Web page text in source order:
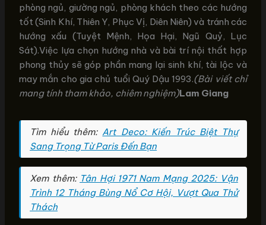
phòng ngủ, giường ngủ, phòng khách theo các hướng
tốt (Sinh Khí, Thiên Y, Phục Vị, Diên Niên) và tránh các
hướng xấu (Tuyệt Mệnh, Họa Hại, Ngũ Quỷ, Lục
Sát).Việc lựa chọn hướng nhà và bài trí nội thất hợp
phong thủy sẽ góp phần mang lại sinh khí, tài lộc và
may mắn cho gia chủ tuổi Quý Dậu 1993.(Bài viết chỉ
mang tính tham khảo, chiêm nghiệm)Lam Giang
Tìm hiểu thêm: Art Deco: Kiến Trúc Biệt Thự
Sang Trọng Từ Paris Đến Bạn
Xem thêm: Tân Hợi 1971 Nam Mạng 2025: Vận
Trình 12 Tháng Bùng Nổ Cơ Hội, Vượt Qua Thử
Thách